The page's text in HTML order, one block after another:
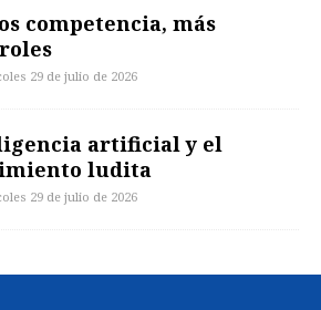
competencia, más
29 de julio de 2026
artificial y el
ludita
29 de julio de 2026